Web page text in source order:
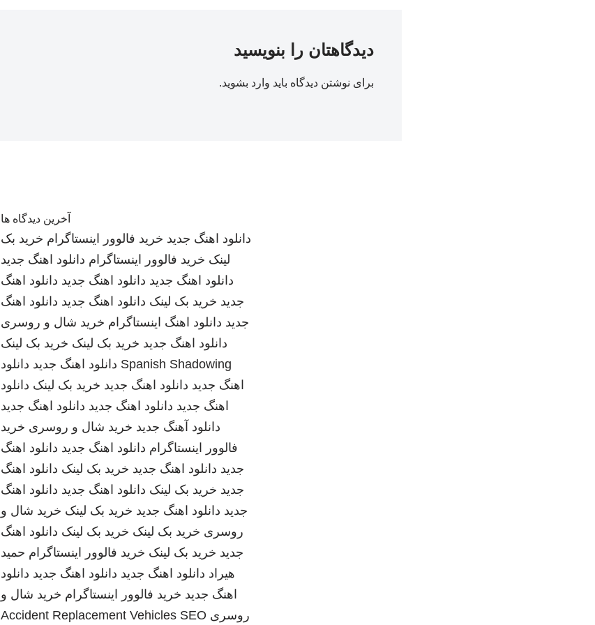
دیدگاهتان را بنویسید
برای نوشتن دیدگاه باید وارد بشوید.
آخرین دیدگاه ها
دانلود اهنگ جدید خرید فالوور اینستاگرام خرید بک
لینک خرید فالوور اینستاگرام دانلود اهنگ جدید
دانلود اهنگ جدید دانلود اهنگ جدید دانلود اهنگ
جدید خرید بک لینک دانلود اهنگ جدید دانلود اهنگ
جدید دانلود اهنگ اینستاگرام خرید شال و روسری
دانلود اهنگ جدید خرید بک لینک خرید بک لینک
Spanish Shadowing دانلود اهنگ جدید دانلود
اهنگ جدید دانلود اهنگ جدید خرید بک لینک دانلود
اهنگ جدید دانلود اهنگ جدید دانلود اهنگ جدید
دانلود آهنگ جدید خرید شال و روسری خرید
فالوور اینستاگرام دانلود اهنگ جدید دانلود اهنگ
جدید دانلود اهنگ جدید خرید بک لینک دانلود اهنگ
جدید خرید بک لینک دانلود اهنگ جدید دانلود اهنگ
جدید دانلود اهنگ جدید خرید بک لینک خرید شال و
روسری خرید بک لینک خرید بک لینک دانلود اهنگ
جدید خرید بک لینک خرید فالوور اینستاگرام حمید
هیراد دانلود اهنگ جدید دانلود اهنگ جدید دانلود
اهنگ جدید خرید فالوور اینستاگرام خرید شال و
روسری
Accident Replacement Vehicles SEO